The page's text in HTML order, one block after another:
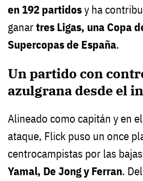
en 192 partidosy ha
ganartres Ligas, una Copa
Supercopas de España.
Un partido con
azulgrana desde el
Alineado como capitán y en
ataque, Flick puso un once
centrocampistas por las
Yamal, De Jong y Ferran.